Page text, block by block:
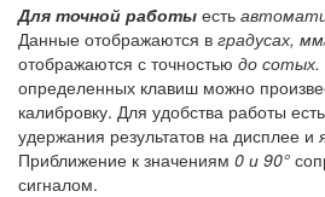
Для точной работы есть
Данные отображаются в градусах,
отображаются с точностью до сотых.
определенных клавиш можно
калибровку. Для удобства работы
удержания результатов на дисплее и
Приближение к значениям 0 и 90°
сигналом.